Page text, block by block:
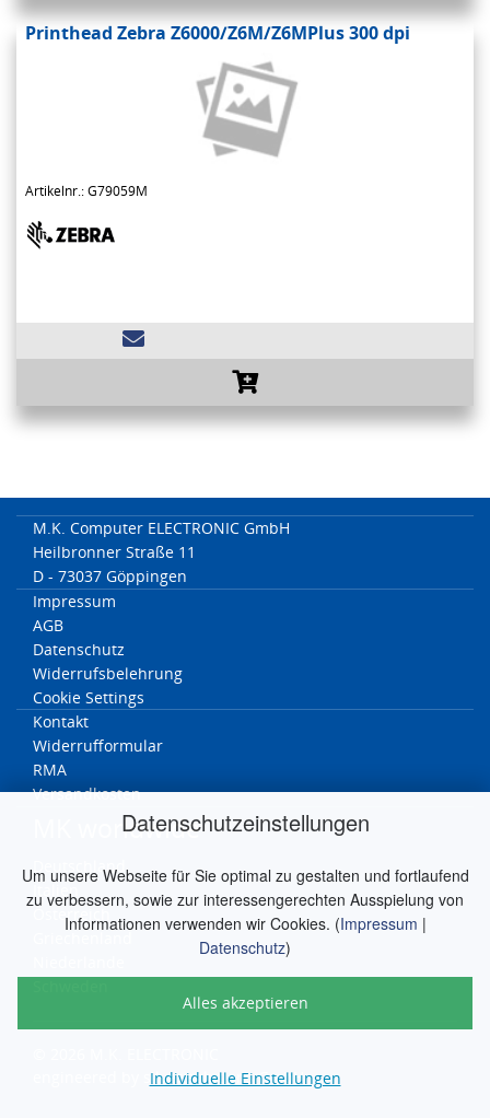
Datenschutzeinstellungen
Um unsere Webseite für Sie optimal zu gestalten und fortlaufend
zu verbessern, sowie zur interessengerechten Ausspielung von
Informationen verwenden wir Cookies. (Impressum |
Datenschutz)
Alles akzeptieren
Individuelle Einstellungen
Printhead Zebra Z6000/Z6M/Z6MPlus 300 dpi
Artikelnr.: G79059M
M.K. Computer ELECTRONIC GmbH
Heilbronner Straße 11
D - 73037 Göppingen
Impressum
AGB
Datenschutz
Widerrufsbelehrung
Cookie Settings
Kontakt
Widerrufformular
RMA
Versandkosten
MK worldwide
Deutschland
Italien
Österreich
silver.solutions GmbH